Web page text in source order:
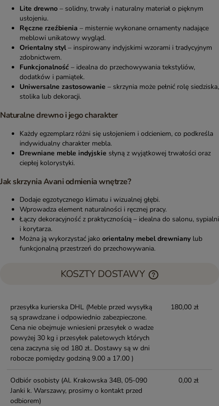
Lite drewno – solidny, trwały i naturalny materiał o pięknym
usłojeniu.
Ręczne rzeźbienia – misternie wykonane ornamenty nadające
meblowi unikatowy wygląd.
Orientalny styl– inspirowany indyjskimi wzorami i tradycyjnym
zdobnictwem.
Funkcjonalność – idealna do przechowywania tekstyliów,
dodatków i pamiątek.
Uniwersalne zastosowanie – skrzynia może pełnić rolę siedziska,
stolika lub dekoracji.
Naturalne drewno i jego charakter
Każdy egzemplarz różni się usłojeniem i odcieniem, co podkreśla
indywidualny charakter mebla.
Drewniane meble indyjskie słyną z wyjątkowej trwałości oraz
ciepłej kolorystyki.
Jak skrzynia Avani odmienia wnętrze?
Dodaje egzotycznego klimatu i wizualnej głębi.
Wprowadza element naturalności i ręcznej pracy.
Łączy dekoracyjność z praktycznością – idealna do salonu, sypialni
i korytarza.
Można ją wykorzystać jako orientalny mebel drewniany lub
funkcjonalną przestrzeń do przechowywania.
KOSZTY DOSTAWY
przesyłka kurierska DHL (Meble przed wysyłką
są sprawdzane i odpowiednio zabezpieczone.
Cena nie obejmuje wniesieni przesyłek o wadze
powyżej 30 kg i przesyłek paletowych których
cena zaczyna się od 180 zł.. Dostawy są w dni
robocze pomiędzy godziną 9.00 a 17.00 )
180,00 zł
Odbiór osobisty (Al. Krakowska 34B, 05-090
Janki k. Warszawy, prosimy o kontakt przed
odbiorem)
0,00 zł